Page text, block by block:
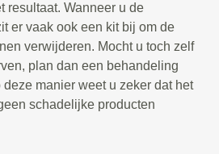
resultaat. Wanneer u de
er vaak ook een kit bij om de
verwijderen. Mocht u toch zelf
plan dan een behandeling
manier weet u zeker dat het
schadelijke producten